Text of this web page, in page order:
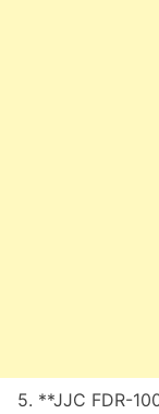
5. **JJC FDR-